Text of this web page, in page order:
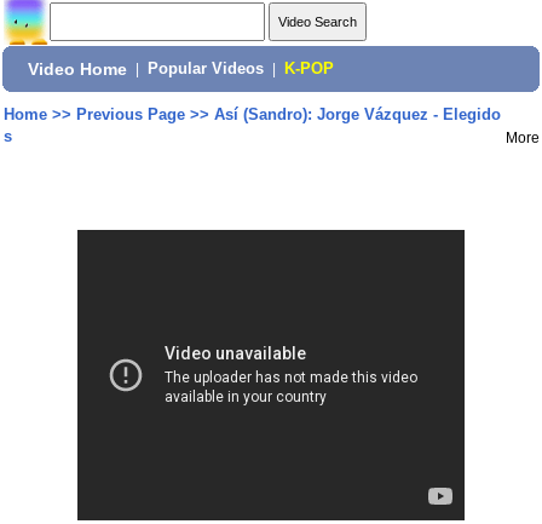
Video Home Popular Videos K-POP
Home>> Previous Page>> Así (Sandro): Jorge Vázquez - Elegido
s
More